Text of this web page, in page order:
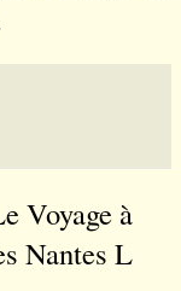
Voyage à
Nantes L